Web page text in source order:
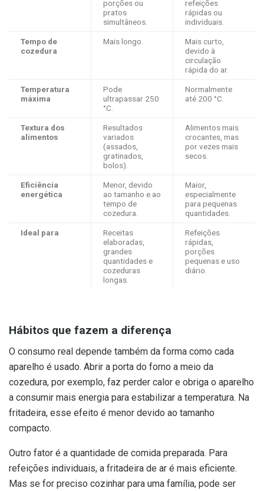
porções ou
pratos
simultâneos.
refeições
rápidas ou
individuais.
Tempo de
cozedura
Mais longo.
Mais curto,
devido à
circulação
rápida do ar.
Temperatura
máxima
Pode
ultrapassar 250
°C.
Normalmente
até 200 °C.
Textura dos
alimentos
Resultados
variados
(assados,
gratinados,
bolos).
Alimentos mais
crocantes, mas
por vezes mais
secos.
Eficiência
energética
Menor, devido
ao tamanho e ao
tempo de
cozedura.
Maior,
especialmente
para pequenas
quantidades.
Ideal para
Receitas
elaboradas,
grandes
quantidades e
cozeduras
longas.
Refeições
rápidas,
porções
pequenas e uso
diário.
Hábitos que fazem a diferença
O consumo real depende também da forma como cada
aparelho é usado. Abrir a porta do forno a meio da
cozedura, por exemplo, faz perder calor e obriga o aparelho
a consumir mais energia para estabilizar a temperatura. Na
fritadeira, esse efeito é menor devido ao tamanho
compacto.
Outro fator é a quantidade de comida preparada. Para
refeições individuais, a fritadeira de ar é mais eficiente.
Mas se for preciso cozinhar para uma família, pode ser